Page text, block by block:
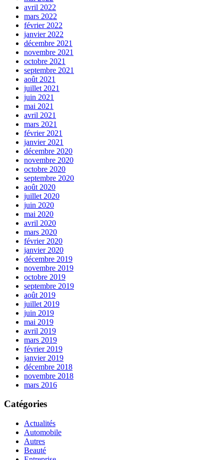
avril 2022
mars 2022
février 2022
janvier 2022
décembre 2021
novembre 2021
octobre 2021
septembre 2021
août 2021
juillet 2021
juin 2021
mai 2021
avril 2021
mars 2021
février 2021
janvier 2021
décembre 2020
novembre 2020
octobre 2020
septembre 2020
août 2020
juillet 2020
juin 2020
mai 2020
avril 2020
mars 2020
février 2020
janvier 2020
décembre 2019
novembre 2019
octobre 2019
septembre 2019
août 2019
juillet 2019
juin 2019
mai 2019
avril 2019
mars 2019
février 2019
janvier 2019
décembre 2018
novembre 2018
mars 2016
Catégories
Actualités
Automobile
Autres
Beauté